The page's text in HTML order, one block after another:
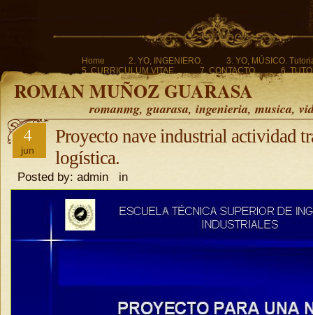
Home 2. YO, INGENIERO.
3. YO, MÚSICO.
5. CURRICULUM VITAE.
7. CONTACTO. 6.
ROMAN MUÑOZ GUARASA
romanmg, guarasa, ingenieria, musica,
4
jun
Proyecto nave industrial actividad
logística.
Posted by: admin in